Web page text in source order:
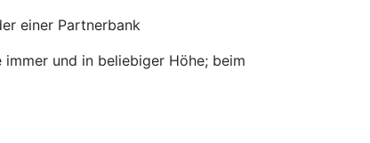
einer Partnerbank
und in beliebiger Höhe; beim